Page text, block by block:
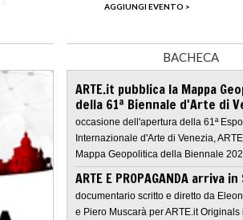
AGGIUNGI EVENTO >
BACHECA
ARTE.it pubblica la Mappa
della 61ª Biennale d'Arte di
occasione dell'apertura della 61ª
Internazionale d'Arte di Venezia,
Mappa Geopolitica della Biennale
ARTE E PROPAGANDA arriva
documentario scritto e diretto da
e Piero Muscarà per ARTE.it Originals